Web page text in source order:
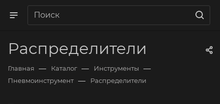
Распределители
Главная — Каталог — Инструменты —
Пневмоинструмент — Распределители